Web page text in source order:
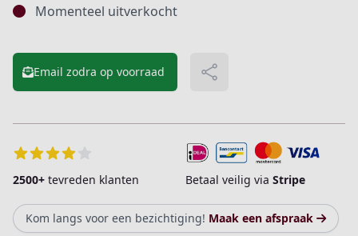
Momenteel uitverkocht
Email zodra op voorraad
2500+ tevreden klanten Betaal veilig via Stripe
Kom langs voor een bezichtiging! Maak een afspraak